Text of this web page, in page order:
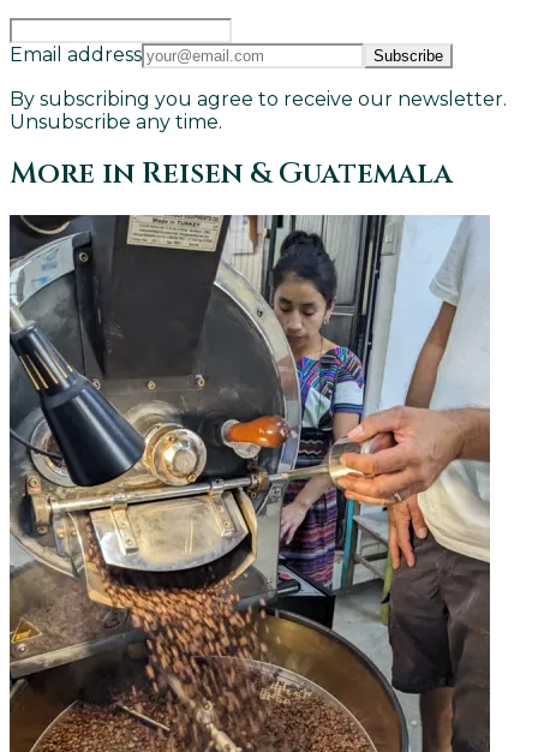
Email address Subscribe
By subscribing you agree to receive our newsletter.
Unsubscribe any time.
More in Reisen & Guatemala